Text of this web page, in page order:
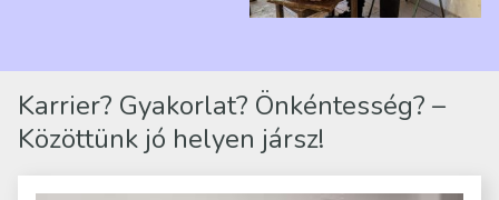
Karrier? Gyakorlat? Önkéntesség? –
Közöttünk jó helyen jársz!